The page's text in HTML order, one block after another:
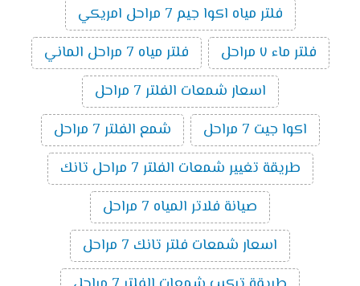
فلتر مياه اكوا جيم 7 مراحل امريكي
فلتر ماء ٧ مراحل
فلتر مياه 7 مراحل الماني
اسعار شمعات الفلتر 7 مراحل
اكوا جيت 7 مراحل
شمع الفلتر 7 مراحل
طريقة تغيير شمعات الفلتر 7 مراحل تانك
صيانة فلاتر المياه 7 مراحل
اسعار شمعات فلتر تانك 7 مراحل